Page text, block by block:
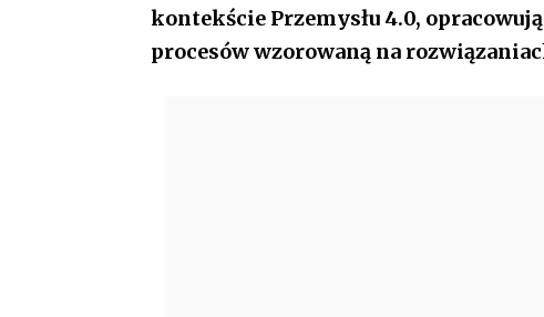
kontekście Przemysłu 4.0,
procesów wzorowaną na